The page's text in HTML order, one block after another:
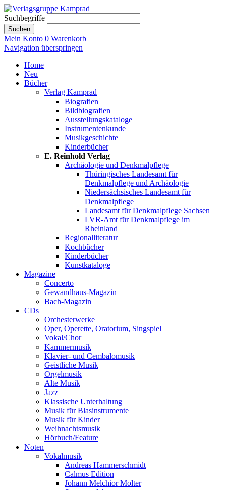
Suchbegriffe
Suchen
Mein Konto 0 Warenkorb
Navigation überspringen
Home
Neu
Bücher
Verlag Kamprad
Biografien
Bildbiografien
Ausstellungskataloge
Instrumentenkunde
Musikgeschichte
Kinderbücher
E. Reinhold Verlag
Archäologie und Denkmalpflege
Thüringisches Landesamt für
Denkmalpflege und Archäologie
Niedersächsisches Landesamt für
Denkmalpflege
Landesamt für Denkmalpflege Sachsen
LVR-Amt für Denkmalpflege im
Rheinland
Regionalliteratur
Kochbücher
Kinderbücher
Kunstkataloge
Magazine
Concerto
Gewandhaus-Magazin
Bach-Magazin
CDs
Orchesterwerke
Oper, Operette, Oratorium, Singspiel
Vokal/Chor
Kammermusik
Klavier- und Cembalomusik
Geistliche Musik
Orgelmusik
Alte Musik
Jazz
Klassische Unterhaltung
Musik für Blasinstrumente
Musik für Kinder
Weihnachtsmusik
Hörbuch/Feature
Noten
Vokalmusik
Andreas Hammerschmidt
Calmus Edition
Johann Melchior Molter